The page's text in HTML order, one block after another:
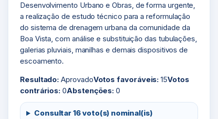
Desenvolvimento Urbano e Obras, de forma urgente,
a realização de estudo técnico para a reformulação
do sistema de drenagem urbana da comunidade da
Boa Vista, com análise e substituição das tubulações,
galerias pluviais, manilhas e demais dispositivos de
escoamento.
Resultado: AprovadoVotos favoráveis: 15Votos
contrários: 0Abstenções: 0
Consultar 16 voto(s) nominal(is)